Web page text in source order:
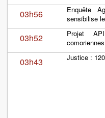
03h56
Enquête
sensibilise
03h52
Projet
03h43 Justice :